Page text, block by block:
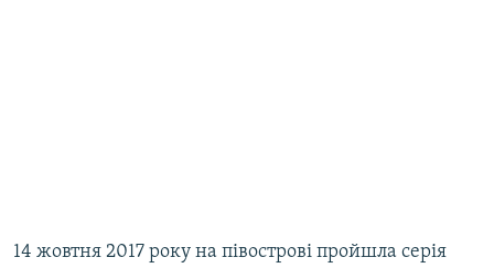
14 жовтня 2017 року на півострові пройшла серія